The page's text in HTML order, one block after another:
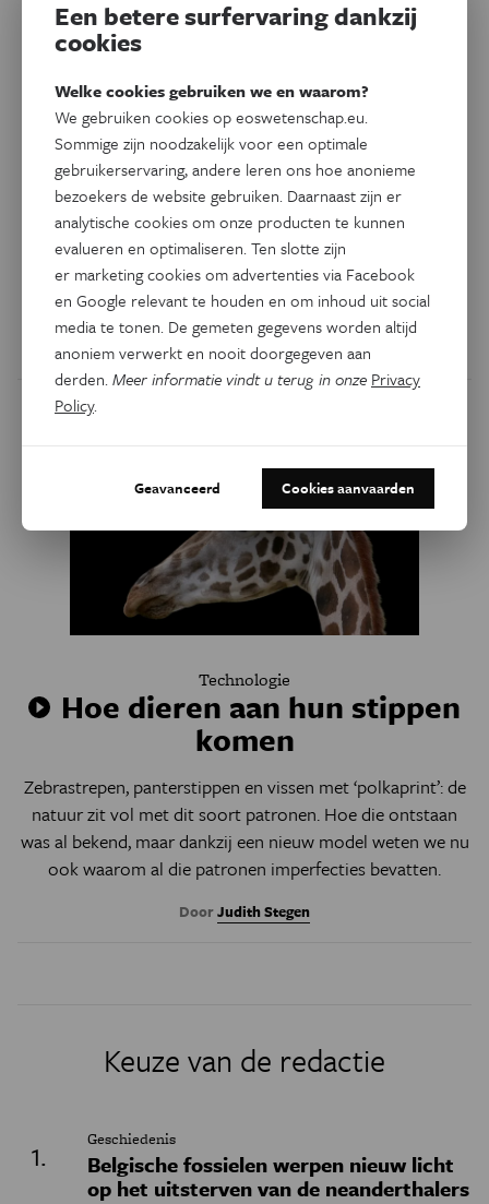
Natuur & Milieu
Dieren veroverden het land in
meerdere golven
Dieren hebben, in tegenstelling tot planten, het land niet in
één beweging gekoloniseerd. Dat blijkt uit grootschalig
onderzoek. Ze maakten de overstap in verschillende en
onderling onafhankelijke fases, gespreid over enkele
honderden miljoenen jaren.
Door Hervé Le Guyader
Technologie
Hoe dieren aan hun stippen
komen
Zebrastrepen, panterstippen en vissen met ‘polkaprint’: de
natuur zit vol met dit soort patronen. Hoe die ontstaan
was al bekend, maar dankzij een nieuw model weten we nu
ook waarom al die patronen imperfecties bevatten.
DoorJudith Stegen
Keuze van de redactie
Geschiedenis
Belgische fossielen werpen nieuw licht
op het uitsterven van de neanderthalers
Een betere surfervaring dankzij
cookies
Welke cookies gebruiken we en waarom?
We gebruiken cookies op eoswetenschap.eu.
Sommige zijn noodzakelijk voor een optimale
gebruikerservaring, andere leren ons hoe anonieme
bezoekers de website gebruiken. Daarnaast zijn er
analytische cookies om onze producten te kunnen
evalueren en optimaliseren. Ten slotte zijn
er marketing cookies om advertenties via Facebook
en Google relevant te houden en om inhoud uit social
media te tonen. De gemeten gegevens worden altijd
anoniem verwerkt en nooit doorgegeven aan
derden.Meer informatie vindt u terug in onze Privacy
Policy.
Geavanceerd Cookies aanvaarden